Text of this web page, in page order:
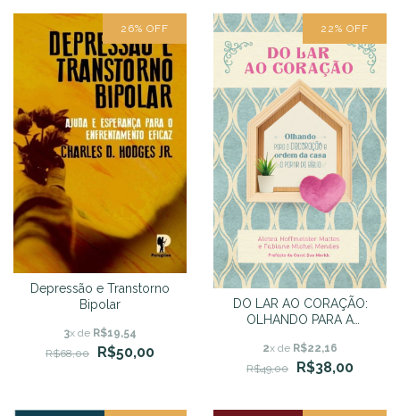
26% OFF
Depressão e Transtorno
Bipolar
3x de R$19,54
R$68,00
R$50,00
22% OFF
DO LAR AO CORAÇÃO:
OLHANDO PARA A
CASA A PARTIR DA BÍBLIA
2x de R$22,16
R$49,00
R$38,00